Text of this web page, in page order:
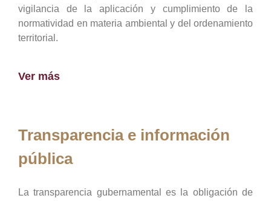
vigilancia de la aplicación y cumplimiento de la
normatividad en materia ambiental y del ordenamiento
territorial.
Ver más
Transparencia e información
pública
La transparencia gubernamental es la obligación de